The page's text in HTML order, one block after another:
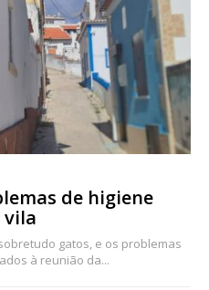
de higiene
vila
gatos, e os problemas
à reunião da...